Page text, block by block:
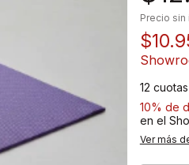
Precio
12
10% de
en el
Ver más